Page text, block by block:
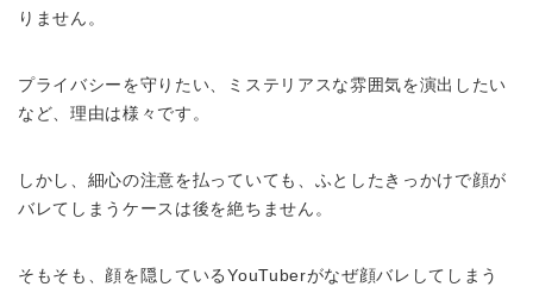
りません。
プライバシーを守りたい、ミステリアスな雰囲気を演出したい
など、理由は様々です。
しかし、細心の注意を払っていても、ふとしたきっかけで顔が
バレてしまうケースは後を絶ちません。
そもそも、顔を隠しているYouTuberがなぜ顔バレしてしまう